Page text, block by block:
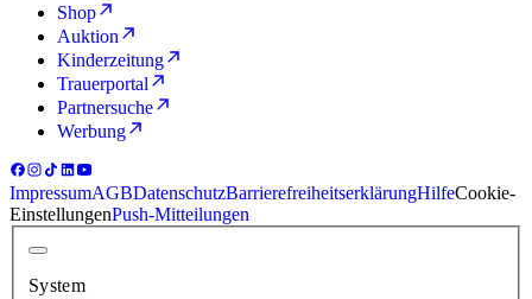
Shop
Auktion
Kinderzeitung
Trauerportal
Partnersuche
Werbung
ImpressumAGBDatenschutzBarrierefreiheitserklärungHilfeCookie-
EinstellungenPush-Mitteilungen
System